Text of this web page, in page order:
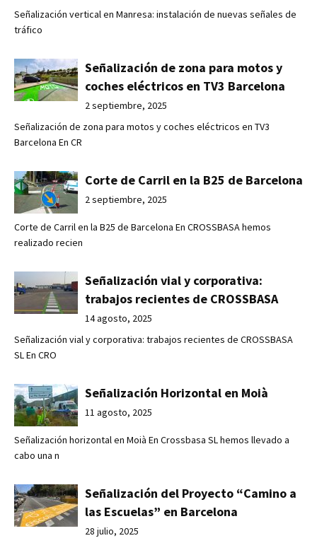
Señalización vertical en Manresa: instalación de nuevas señales de
tráfico
Señalización de zona para motos y
coches eléctricos en TV3 Barcelona
2 septiembre, 2025
Señalización de zona para motos y coches eléctricos en TV3
Barcelona En CR
Corte de Carril en la B25 de Barcelona
2 septiembre, 2025
Corte de Carril en la B25 de Barcelona En CROSSBASA hemos
realizado recien
Señalización vial y corporativa:
trabajos recientes de CROSSBASA
14 agosto, 2025
Señalización vial y corporativa: trabajos recientes de CROSSBASA
SL En CRO
Señalización Horizontal en Moià
11 agosto, 2025
Señalización horizontal en Moià En Crossbasa SL hemos llevado a
cabo una n
Señalización del Proyecto “Camino a
las Escuelas” en Barcelona
28 julio, 2025